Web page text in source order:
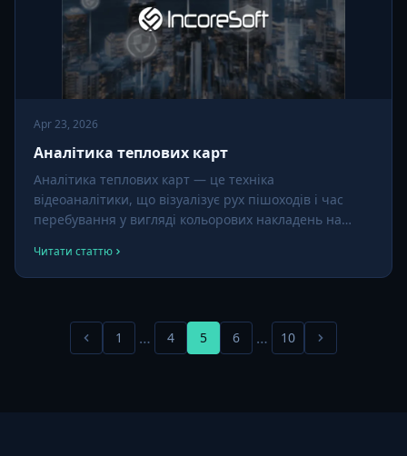
Apr 23, 2026
Аналітика теплових карт
Аналітика теплових карт — це техніка
відеоаналітики, що візуалізує рух пішоходів і час
перебування у вигляді кольорових накладень на
(червоний, помаранчевий) позначають зони високої
активності; холодні (синій) — низької. Вона
картинку.
Читати статтю
1 … 4 5 6 … 10